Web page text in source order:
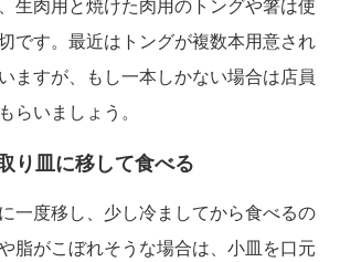
生肉用と焼けた肉用のトングや箸は使
です。最近はトングが複数本用意され
ますが、もし一本しかない場合は店員
らいましょう。
り皿に移して食べる
一度移し、少し冷ましてから食べるの
脂がこぼれそうな場合は、小皿を口元